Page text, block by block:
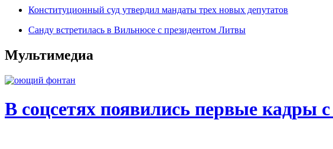
Конституционный суд утвердил мандаты трех новых депутатов
Санду встретилась в Вильнюсе с президентом Литвы
Мультимедиа
В соцсетях появились первые